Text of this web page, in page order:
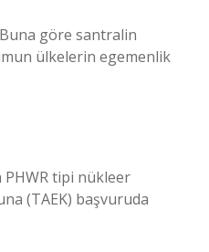
göre santralin
ülkelerin egemenlik
PHWR tipi nükleer
(TAEK) başvuruda